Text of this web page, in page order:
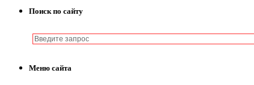
Поиск по сайту
Меню сайта